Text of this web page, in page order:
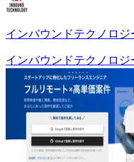
インバウンドテクノロジ
インバウンドテクノロジ